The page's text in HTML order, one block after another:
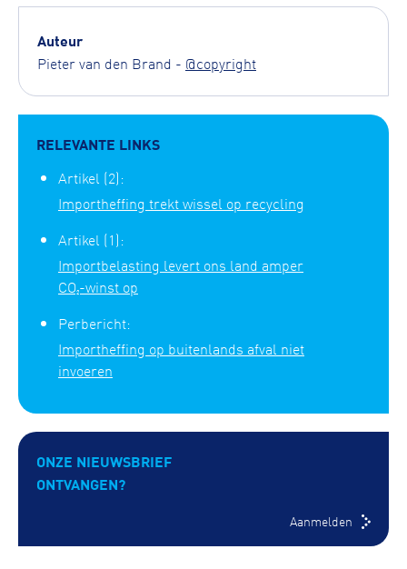
Auteur
Pieter van den Brand - @copyright
RELEVANTE LINKS
Artikel (2):
Importheffing trekt wissel op recycling
Artikel (1):
Importbelasting levert ons land amper
CO₂-winst op
Perbericht:
Importheffing op buitenlands afval niet
invoeren
ONZE NIEUWSBRIEF
ONTVANGEN?
Aanmelden